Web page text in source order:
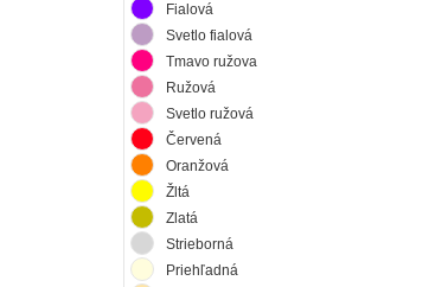
Fialová
Svetlo fialová
Tmavo ružova
Ružová
Svetlo ružová
Červená
Oranžová
Žltá
Zlatá
Strieborná
Priehľadná